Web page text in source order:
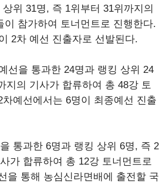
위 31명, 즉 1위부터 31위까지의
이 참가하여 토너먼트로 진행한다.
2차 예선 진출자로 선발된다.
선을 통과한 24명과 랭킹 상위 24
지의 기사가 합류하여 총 48강 토
예선에서는 6명이 최종예선 진출
통과한 6명과 랭킹 상위 6명, 즉 2
가 합류하여 총 12강 토너먼트로
을 통해 농심신라면배에 출전할 국